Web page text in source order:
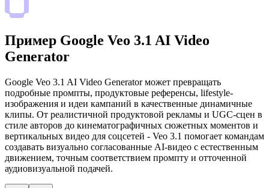
Пример Google Veo 3.1 AI Video
Generator
Google Veo 3.1 AI Video Generator может превращать
подробные промпты, продуктовые референсы, lifestyle-
изображения и идеи кампаний в качественные динамичные
клипы. От реалистичной продуктовой рекламы и UGC-сцен в
стиле авторов до кинематографичных сюжетных моментов и
вертикальных видео для соцсетей - Veo 3.1 помогает командам
создавать визуально согласованные AI-видео с естественным
движением, точным соответствием промпту и отточенной
аудиовизуальной подачей.